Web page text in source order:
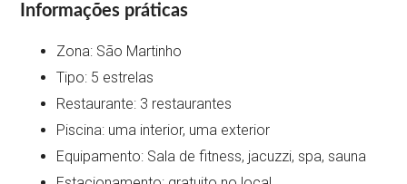
Informações práticas
Zona: São Martinho
Tipo: 5 estrelas
Restaurante: 3 restaurantes
Piscina: uma interior, uma exterior
Equipamento: Sala de fitness, jacuzzi, spa, sauna